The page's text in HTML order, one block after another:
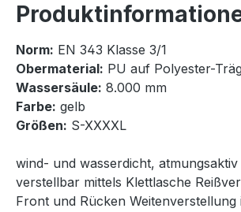
Norm: EN 343 Klasse 3/1
Obermaterial: PU auf Polyester-
Wassersäule: 8.000 mm
Farbe: gelb
Größen: S-XXXXL
wind- und wasserdicht,
verstellbar mittels Klettlasche
Front und Rücken